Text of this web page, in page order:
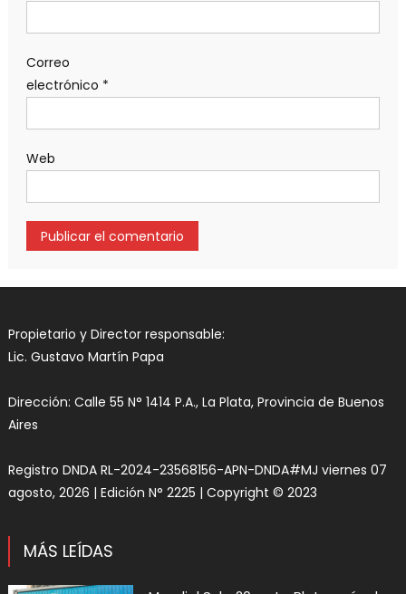
Correo
electrónico *
Web
Propietario y Director responsable:
Lic. Gustavo Martín Papa
Dirección: Calle 55 N° 1414 P.A., La Plata, Provincia de Buenos
Aires
Registro DNDA RL-2024-23568156-APN-DNDA#MJ viernes 07
agosto, 2026 | Edición N° 2225 | Copyright © 2023
MÁS LEÍDAS